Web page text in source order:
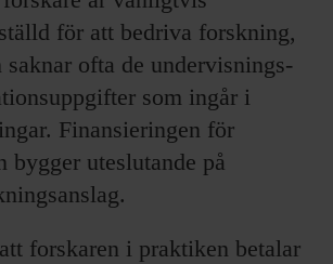
för att bedriva forskning,
saknar ofta de undervisnings-
som ingår i
Finansieringen för
bygger uteslutande på
forskaren i praktiken betalar